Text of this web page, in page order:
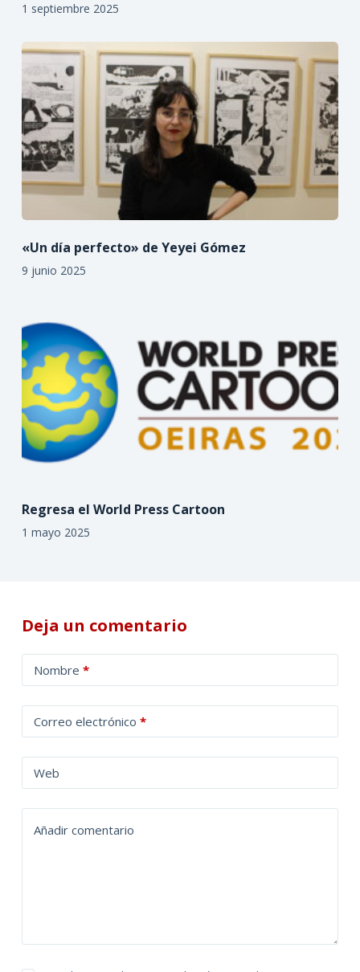
1 septiembre 2025
«Un día perfecto» de Yeyei Gómez
9 junio 2025
Regresa el World Press Cartoon
1 mayo 2025
Deja un comentario
Nombre *
Correo electrónico *
Web
Añadir comentario
l
t
a
t